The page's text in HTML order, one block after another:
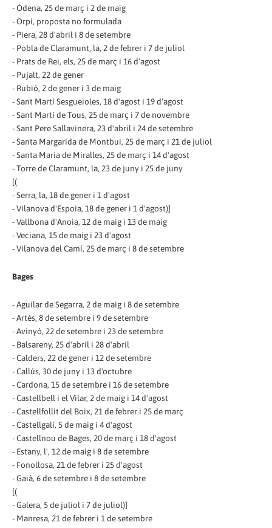
- Òdena, 25 de març i 2 de maig
- Orpí, proposta no formulada
- Piera, 28 d'abril i 8 de setembre
- Pobla de Claramunt, la, 2 de febrer i 7 de juliol
- Prats de Rei, els, 25 de març i 16 d'agost
- Pujalt, 22 de gener
- Rubió, 2 de gener i 3 de maig
- Sant Martí Sesgueioles, 18 d'agost i 19 d'agost
- Sant Martí de Tous, 25 de març i 7 de novembre
- Sant Pere Sallavinera, 23 d'abril i 24 de setembre
- Santa Margarida de Montbui, 25 de març i 21 de juliol
- Santa Maria de Miralles, 25 de març i 14 d'agost
- Torre de Claramunt, la, 23 de juny i 25 de juny
[(
- Serra, la, 18 de gener i 1 d'agost
- Vilanova d'Espoia, 18 de gener i 1 d'agost)]
- Vallbona d'Anoia, 12 de maig i 13 de maig
- Veciana, 15 de maig i 23 d'agost
- Vilanova del Camí, 25 de març i 8 de setembre
Bages
- Aguilar de Segarra, 2 de maig i 8 de setembre
- Artés, 8 de setembre i 9 de setembre
- Avinyó, 22 de setembre i 23 de setembre
- Balsareny, 25 d'abril i 28 d'abril
- Calders, 22 de gener i 12 de setembre
- Callús, 30 de juny i 13 d'octubre
- Cardona, 15 de setembre i 16 de setembre
- Castellbell i el Vilar, 2 de maig i 14 d'agost
- Castellfollit del Boix, 21 de febrer i 25 de març
- Castellgalí, 5 de maig i 4 d'agost
- Castellnou de Bages, 20 de març i 18 d'agost
- Estany, l', 12 de maig i 8 de setembre
- Fonollosa, 21 de febrer i 25 d'agost
- Gaià, 6 de setembre i 8 de setembre
[(
- Galera, 5 de juliol i 7 de juliol)]
- Manresa, 21 de febrer i 1 de setembre